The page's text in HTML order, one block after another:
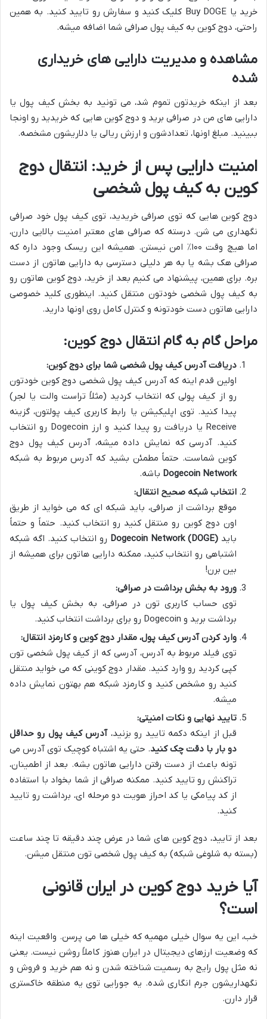
خرید یا Buy DOGE کلیک کنید و سفارش رو تایید کنید. به همین
راحتی، دوج کوین به کیف پول صرافی شما اضافه میشه.
مشاهده و مدیریت دارایی های خریداری
شده
بعد از اینکه خریدتون تموم شد، می تونید به بخش کیف پول یا
دارایی های من در صرافی برید و دوج کوین هایی که خریدید رو اونجا
ببینید. مبلغ اونها، تعدادشون و ارزش ریالی یا دلاریشون مشخصه.
امنیت دارایی پس از خرید: انتقال دوج
کوین به کیف پول شخصی
دوج کوین هایی که توی صرافی خریدید، توی کیف پول خود صرافی
نگهداری می شن. درسته که صرافی های معتبر امنیت بالایی دارن،
اما هیچ وقت ۱۰۰٪ امن نیستن. همیشه این ریسک وجود داره که
صرافی هک بشه یا به هر دلیلی دسترسی به دارایی هاتون از دست
بره. برای همین، پیشنهاد می کنیم بعد از خرید، دوج کوین هاتون رو
به کیف پول شخصی خودتون منتقل کنید. اینطوری کلید خصوصی
دارایی هاتون دست خودتونه و کنترل کامل روی اونها دارید.
مراحل گام به گام انتقال دوج کوین:
دریافت آدرس کیف پول شخصی شما برای دوج کوین:
اولین قدم اینه که آدرس کیف پول شخصی دوج کوین خودتون
رو از کیف پولی که انتخاب کردید (مثلاً تراست والت یا لجر)
پیدا کنید. توی اپلیکیشن یا رابط کاربری کیف پولتون، گزینه
Receive یا دریافت رو پیدا کنید و ارز Dogecoin رو انتخاب
کنید. آدرسی که نمایش داده میشه، آدرس کیف پول دوج
کوین شماست. حتماً مطمئن بشید که آدرس مربوط به شبکه
Dogecoin Network باشه.
انتخاب شبکه صحیح انتقال:
موقع برداشت از صرافی، باید شبکه ای که می خواید از طریق
اون دوج کوین رو منتقل کنید رو انتخاب کنید. حتماً و حتماً
باید Dogecoin Network (DOGE) رو انتخاب کنید. اگه شبکه
اشتباهی رو انتخاب کنید، ممکنه دارایی هاتون برای همیشه از
بین برن!
ورود به بخش برداشت در صرافی:
توی حساب کاربری تون در صرافی، به بخش کیف پول یا
برداشت برید و Dogecoin رو برای برداشت انتخاب کنید.
وارد کردن آدرس کیف پول، مقدار دوج کوین و کارمزد انتقال:
توی فیلد مربوط به آدرس، آدرسی که از کیف پول شخصی تون
کپی کردید رو وارد کنید. مقدار دوج کوینی که می خواید منتقل
کنید رو مشخص کنید و کارمزد شبکه هم بهتون نمایش داده
میشه.
تایید نهایی و نکات امنیتی:
قبل از اینکه دکمه تایید رو بزنید،آدرس کیف پول رو حداقل
دو بار با دقت چک کنید. حتی یه اشتباه کوچیک توی آدرس می
تونه باعث از دست رفتن دارایی هاتون بشه. بعد از اطمینان،
تراکنش رو تایید کنید. ممکنه صرافی از شما بخواد با استفاده
از کد پیامکی یا کد احراز هویت دو مرحله ای، برداشت رو تایید
کنید.
بعد از تایید، دوج کوین های شما در عرض چند دقیقه تا چند ساعت
(بسته به شلوغی شبکه) به کیف پول شخصی تون منتقل میشن.
آیا خرید دوج کوین در ایران قانونی
است؟
خب، این یه سوال خیلی مهمیه که خیلی ها می پرسن. واقعیت اینه
که وضعیت ارزهای دیجیتال در ایران هنوز کاملاً روشن نیست. یعنی
نه مثل پول رایج به رسمیت شناخته شدن و نه هم خرید و فروش و
نگهداریشون جرم انگاری شده. یه جورایی توی یه منطقه خاکستری
قرار دارن.